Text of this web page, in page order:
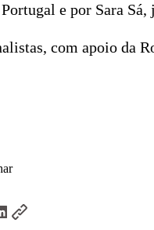
e por Sara Sá,
com apoio da